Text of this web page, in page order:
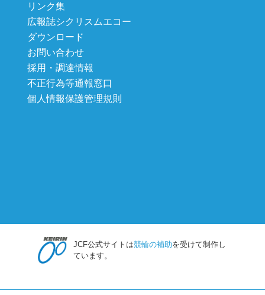
リンク集
広報誌シクリスムエコー
ダウンロード
お問い合わせ
採用・調達情報
不正行為等通報窓口
個人情報保護管理規則
JCF公式サイトは競輪の補助を受けて制作し
ています。